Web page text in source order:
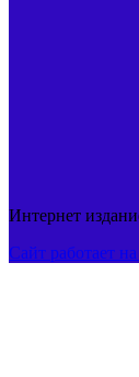
Интернет
Сайт работает